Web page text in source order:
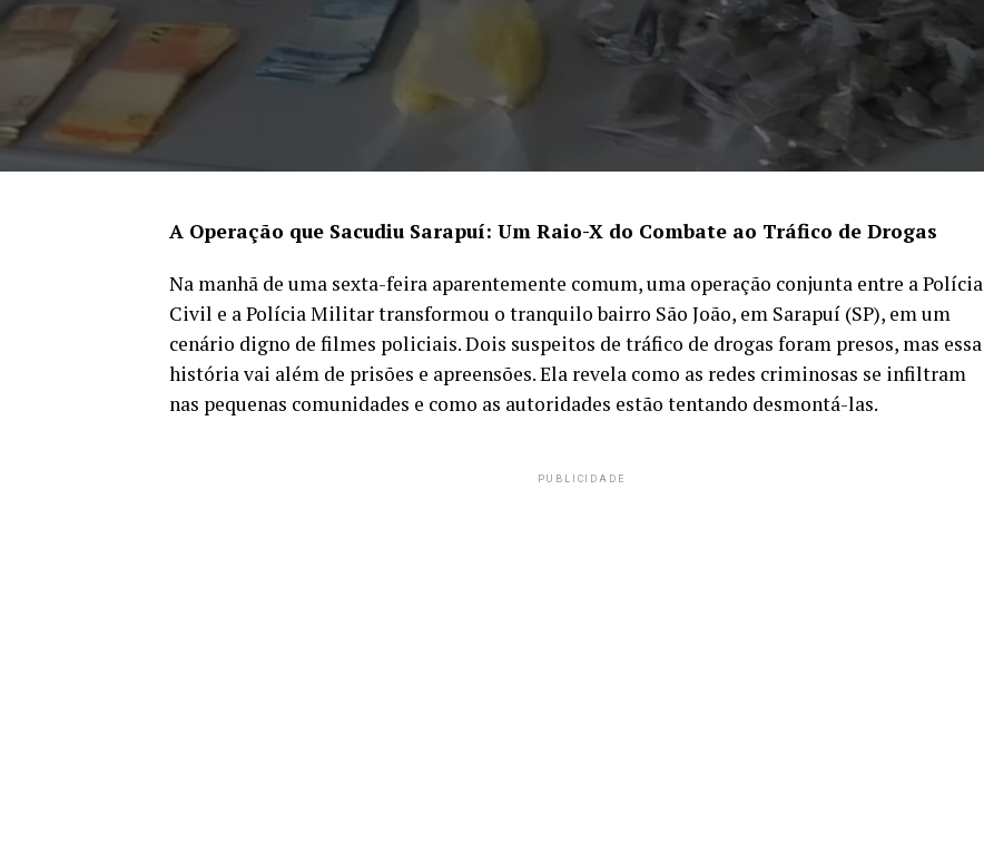
A Operação que Sacudiu Sarapuí: Um Raio-X do Combate ao Tráfico de Drogas
Na manhã de uma sexta-feira aparentemente comum, uma operação conjunta entre a Polícia
Civil e a Polícia Militar transformou o tranquilo bairro São João, em Sarapuí (SP), em um
cenário digno de filmes policiais. Dois suspeitos de tráfico de drogas foram presos, mas essa
história vai além de prisões e apreensões. Ela revela como as redes criminosas se infiltram
nas pequenas comunidades e como as autoridades estão tentando desmontá-las.
PUBLICIDADE